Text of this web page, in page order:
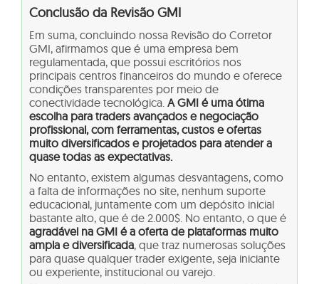
Conclusão da Revisão GMI
Em suma, concluindo nossa Revisão do Corretor
GMI, afirmamos que é uma empresa bem
regulamentada, que possui escritórios nos
principais centros financeiros do mundo e oferece
condições transparentes por meio de
conectividade tecnológica. A GMI é uma ótima
escolha para traders avançados e negociação
profissional, com ferramentas, custos e ofertas
muito diversificados e projetados para atender a
quase todas as expectativas.
No entanto, existem algumas desvantagens, como
a falta de informações no site, nenhum suporte
educacional, juntamente com um depósito inicial
bastante alto, que é de 2.000$. No entanto, o que é
agradável na GMI é a oferta de plataformas muito
ampla e diversificada, que traz numerosas soluções
para quase qualquer trader exigente, seja iniciante
ou experiente, institucional ou varejo.